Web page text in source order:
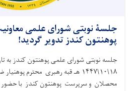
جلسۀ نوبتی شورای علمی
پوهنتون کندز تدویر گردید!
۱۸\۱۰\۱۴۴۷ هـ قبه رهبری محترم
محصلان و سرپرست پوهنتون کندز با